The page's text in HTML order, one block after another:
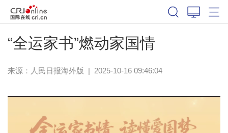
“全运家书”燃动家国情
来源：人民日报海外版 | 2025-10-16 09:46:04